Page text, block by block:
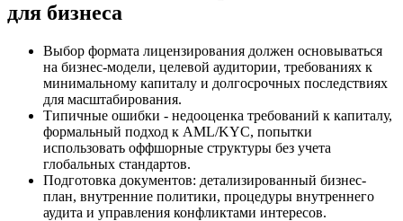
для бизнеса
Выбор формата лицензирования должен основываться
на бизнес-модели, целевой аудитории, требованиях к
минимальному капиталу и долгосрочных последствиях
для масштабирования.
Типичные ошибки - недооценка требований к капиталу,
формальный подход к AML/KYC, попытки
использовать оффшорные структуры без учета
глобальных стандартов.
Подготовка документов: детализированный бизнес-
план, внутренние политики, процедуры внутреннего
аудита и управления конфликтами интересов.